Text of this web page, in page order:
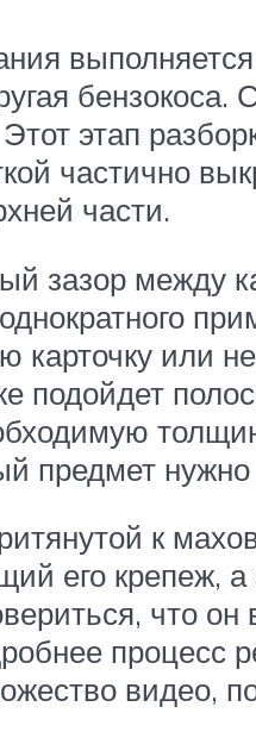
бензокоса.
этап
частично
части.
зазор между
карточку или
подойдет
предмет
к
его крепеж,
что
процесс
видео,